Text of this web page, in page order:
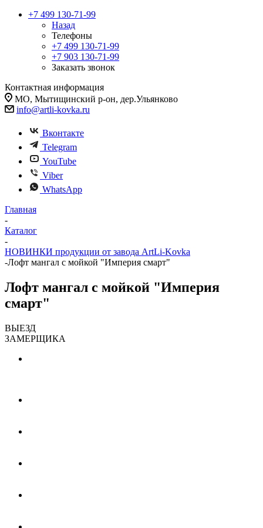
+7 499 130-71-99
Назад
Телефоны
+7 499 130-71-99
+7 903 130-71-99
Заказать звонок
Контактная информация
МО, Мытищинский р-он, дер.Ульянково
info@artli-kovka.ru
Вконтакте
Telegram
YouTube
Viber
WhatsApp
Главная
-
Каталог
-
НОВИНКИ продукции от завода ArtLi-Kovka
-Лофт мангал с мойкой "Империя смарт"
Лофт мангал с мойкой "Империя
смарт"
ВЫЕЗД
ЗАМЕРЩИКА